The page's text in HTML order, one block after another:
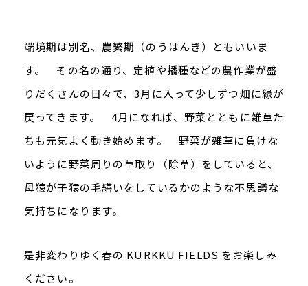
端境期は別名、農繁期（のうはんき）ともいいま
す。 その名の通り、定植や播種などの農作業が盛
りだくさんの日々で、3月に入って少しずつ畑に緑が
戻ってきます。 4月になれば、野菜とともに雑草た
ちも元気よく動き始めます。 野菜が雑草に負けな
いように野菜周りの草取り（除草）をしていると、
母猿が子猿の毛繕いをしているかのような不思議な
気持ちになります。
是非変わりゆく春の KURKKU FIELDS をお楽しみ
ください。